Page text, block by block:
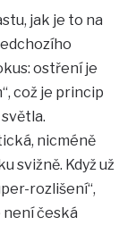
jak je to na
ostření je
což je princip
nicméně
svižně. Když už
rozlišení“,
není česká